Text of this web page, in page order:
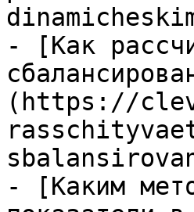
- [Как
(https://
- [Каким